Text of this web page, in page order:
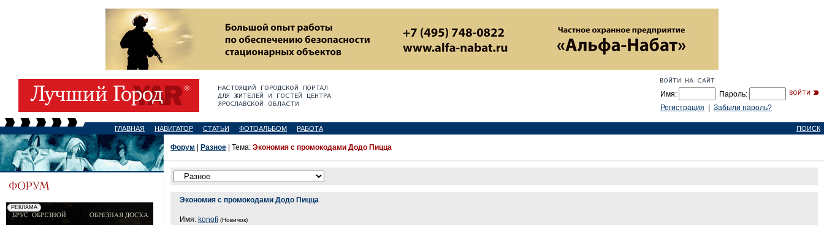
Имя:
Пароль:
Регистрация
Забыли пароль?
ГЛАВНАЯ НАВИГАТОР СТАТЬИ ФОТОАЛЬБОМ РАБОТА ПОИСК
Форум Разное | Тема: Экономия с промокодами Додо Пицца
Экономия с промокодами Додо Пицца
Имя: konofi (Новичок)